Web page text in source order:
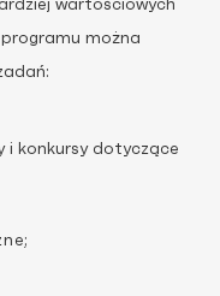
wartościowych
można
i konkursy dotyczące